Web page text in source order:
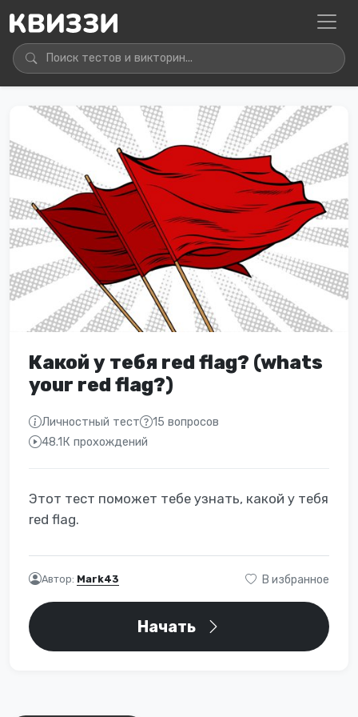
Какой у тебя red flag? (whats
your red flag?)
Личностный тест
15 вопросов
48.1К прохождений
Этот тест поможет тебе узнать, какой у тебя
red flag.
Автор: Mark43 В избранное
Начать